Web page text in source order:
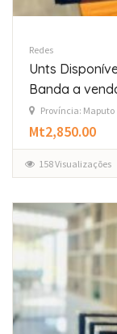
Redes
Unts
Banda a
Província: Maputo
Mt2,850.00
158 Visualizações